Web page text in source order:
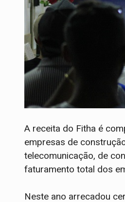
A receita do Fitha é
empresas de
telecomunicação, de
faturamento total dos
Neste ano arrecadou